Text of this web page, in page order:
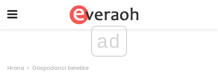
ad
Hrana Gospodarici beleške